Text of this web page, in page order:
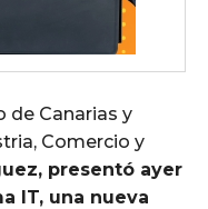
de Canarias y
Comercio y
presentó ayer
IT, una nueva